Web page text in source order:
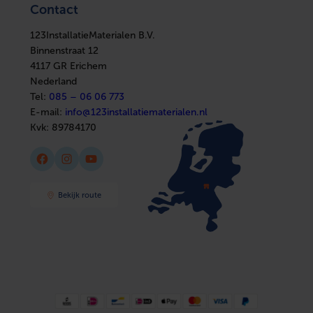
Installatiemateriaal
Afbouwmaterialen
Ventilatie
Boilers
Elektra
Installatiemateriaal
Sanitair
Afbouwmaterialen
Contact
123InstallatieMaterialen B.V.
Binnenstraat 12
4117 GR Erichem
Nederland
Tel: 085 – 06 06 773
E-mail: info@123installatiematerialen.nl
Kvk: 89784170
Facebook Instagram YouTube
Bekijk route